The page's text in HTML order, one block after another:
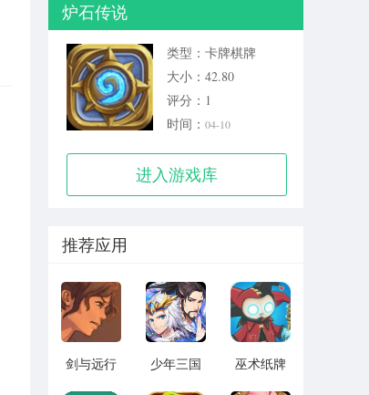
炉石传说
类型：卡牌棋牌
大小：42.80
评分：1
时间： 04-10
进入游戏库
推荐应用
剑与远行
少年三国
巫术纸牌